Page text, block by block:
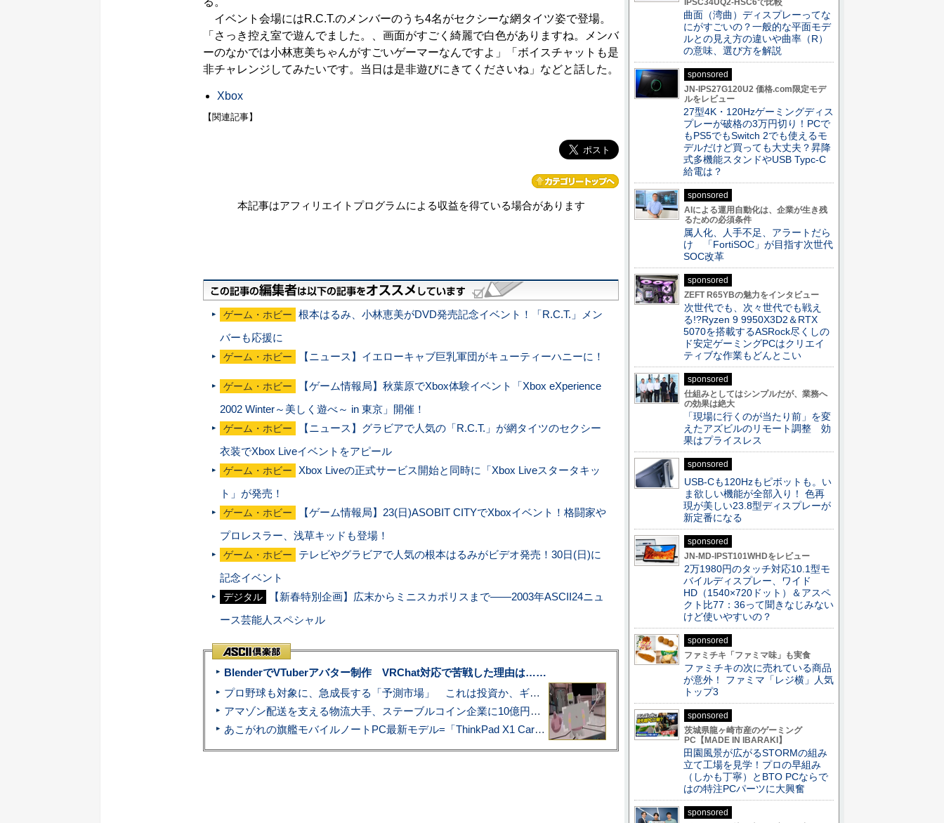
イベント会場にはR.C.T.のメンバーのうち4名がセクシーな網タイツ姿で登場。
「さっき控え室で遊んでました。、画面がすごく綺麗で白色がありますね。メンバ
ーのなかでは小林恵美ちゃんがすごいゲーマーなんですよ」「ボイスチャットも是
非チャレンジしてみたいです。当日は是非遊びにきてくださいね」などと話した。
Xbox
【関連記事】
本記事はアフィリエイトプログラムによる収益を得ている場合があります
ゲーム・ホビー
根本はるみ、小林恵美がDVD発売記念イベント！「R.C.T.」メン
バーも応援に
ゲーム・ホビー 【ニュース】イエローキャブ巨乳軍団がキューティーハニーに！
ゲーム・ホビー
【ゲーム情報局】秋葉原でXbox体験イベント「Xbox eXperience
2002 Winter～美しく遊べ～ in 東京」開催！
ゲーム・ホビー
【ニュース】グラビアで人気の「R.C.T.」が網タイツのセクシー
衣装でXbox Liveイベントをアピール
ゲーム・ホビー
Xbox Liveの正式サービス開始と同時に「Xbox Liveスタータキッ
ト」が発売！
ゲーム・ホビー
【ゲーム情報局】23(日)ASOBIT CITYでXboxイベント！格闘家や
プロレスラー、浅草キッドも登場！
ゲーム・ホビー
テレビやグラビアで人気の根本はるみがビデオ発売！30日(日)に
記念イベント
デジタル
【新春特別企画】広末からミニスカポリスまで――2003年ASCII24ニュ
ース芸能人スペシャル
BlenderでVTuberアバター制作 VRChat対応で苦戦した理由は……
プロ野球も対象に、急成長する「予測市場」 これは投資か、ギャンブルか
アマゾン配送を支える物流大手、ステーブルコイン企業に10億円投資のワケ
あこがれの旗艦モバイルノートPC最新モデル=「ThinkPad X1 Carbon Gen 14 Aura Edition」実機レビュー
IPSC34UQ2-HSC6で比較
曲面（湾曲）ディスプレーってな
にがすごいの？一般的な平面モデ
ルとの見え方の違いや曲率（R）
の意味、選び方を解説
sponsored
JN-IPS27G120U2 価格.com限定モデ
ルをレビュー
27型4K・120Hzゲーミングディス
プレーが破格の3万円切り！PCで
もPS5でもSwitch 2でも使えるモ
デルだけど買っても大丈夫？昇降
式多機能スタンドやUSB Typc-C
給電は？
sponsored
AIによる運用自動化は、企業が生き残
るための必須条件
属人化、人手不足、アラートだら
け 「FortiSOC」が目指す次世代
SOC改革
sponsored
ZEFT R65YBの魅力をインタビュー
次世代でも、次々世代でも戦え
る!?Ryzen 9 9950X3D2＆RTX
5070を搭載するASRock尽くしの
ド安定ゲーミングPCはクリエイ
ティブな作業もどんとこい
sponsored
仕組みとしてはシンプルだが、業務へ
の効果は絶大
「現場に行くのが当たり前」を変
えたアズビルのリモート調整 効
果はプライスレス
sponsored
USB-Cも120Hzもピボットも。い
ま欲しい機能が全部入り！ 色再
現が美しい23.8型ディスプレーが
新定番になる
sponsored
JN-MD-IPST101WHDをレビュー
2万1980円のタッチ対応10.1型モ
バイルディスプレー、ワイド
HD（1540×720ドット）＆アスペ
クト比77：36って聞きなじみない
けど使いやすいの？
sponsored
ファミチキ「ファミマ味」も実食
ファミチキの次に売れている商品
が意外！ ファミマ「レジ横」人気
トップ3
sponsored
茨城県龍ヶ崎市産のゲーミング
PC【MADE IN IBARAKI】
田園風景が広がるSTORMの組み
立て工場を見学！プロの早組み
（しかも丁寧）とBTO PCならで
はの特注PCパーツに大興奮
sponsored